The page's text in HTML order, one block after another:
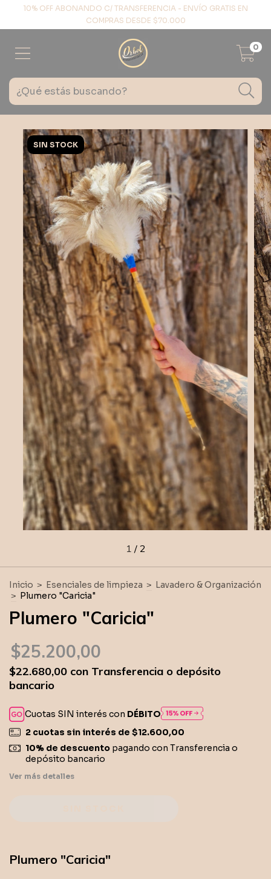
10% OFF ABONANDO C/ TRANSFERENCIA - ENVÍO GRATIS EN
COMPRAS DESDE $70.000
0
SIN STOCK
1 / 2
Inicio > Esenciales de limpieza > Lavadero & Organización
> Plumero "Caricia"
Plumero "Caricia"
$25.200,00
$22.680,00 con Transferencia o depósito
bancario
Cuotas SIN interés con DÉBITO
2 cuotas sin interés de $12.600,00
10% de descuentopagando con Transferencia o
depósito bancario
Ver más detalles
Plumero "Caricia"